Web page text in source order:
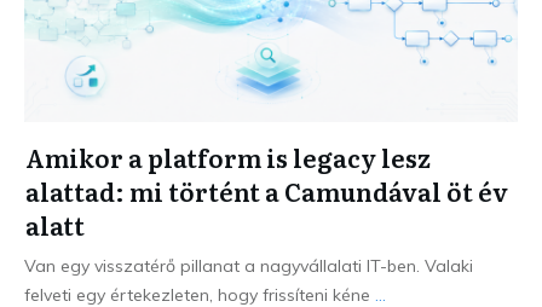
Amikor a platform is legacy lesz
alattad: mi történt a Camundával öt év
alatt
Van egy visszatérő pillanat a nagyvállalati IT-ben. Valaki
felveti egy értekezleten, hogy frissíteni kéne ...